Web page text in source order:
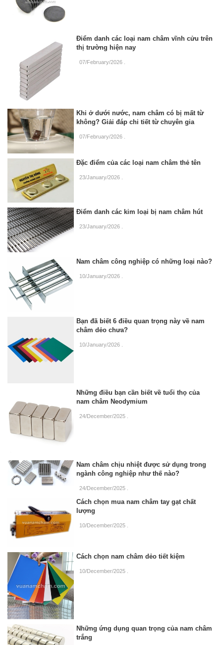
Điểm danh các loại nam châm vĩnh cửu trên
thị trường hiện nay
07/February/2026
Khi ở dưới nước, nam châm có bị mất từ
không? Giải đáp chi tiết từ chuyên gia
07/February/2026
Đặc điểm của các loại nam châm thẻ tên
23/January/2026
Điểm danh các kim loại bị nam châm hút
23/January/2026
Nam châm công nghiệp có những loại nào?
10/January/2026
Bạn đã biết 6 điều quan trọng này về nam
châm dẻo chưa?
10/January/2026
Những điều bạn cần biết về tuổi thọ của
nam châm Neodymium
24/December/2025
Nam châm chịu nhiệt được sử dụng trong
ngành công nghiệp như thế nào?
24/December/2025
Cách chọn mua nam châm tay gạt chất
lượng
10/December/2025
Cách chọn nam châm dẻo tiết kiệm
10/December/2025
Những ứng dụng quan trọng của nam châm
trắng